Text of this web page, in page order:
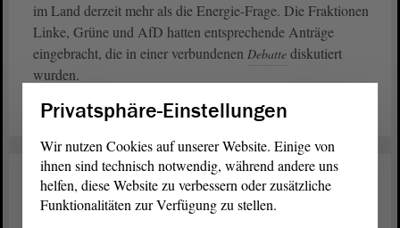
im Land derzeit mehr als die Energie-Frage. Die Fraktionen
Linke, Grüne und AfD hatten entsprechende Anträge
eingebracht, die in einer verbundenen Debatte diskutiert
wurden.
weiterlesen
Energie 19. Mai 2022
Klimakongress soll erst Antworten
Privatsphäre-Einstellungen
Wir nutzen Cookies auf unserer Website. Einige von
ihnen sind technisch notwendig, während andere uns
helfen, diese Website zu verbessern oder zusätzliche
Funktionalitäten zur Verfügung zu stellen.